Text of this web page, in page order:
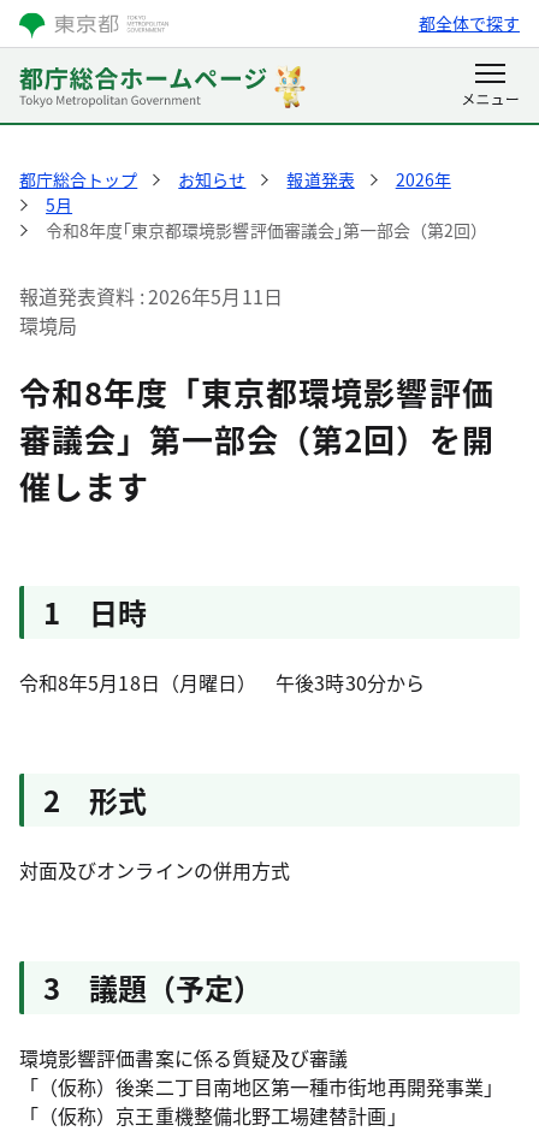
都全体で探す
都庁総合トップ お知らせ 報道発表
2026年
5月
令和8年度｢東京都環境影響評価審議会｣第一部会（第2回）
報道発表資料 2026年5月11日
環境局
令和8年度「東京都環境影響評価
審議会」第一部会（第2回）を開
催します
1 日時
令和8年5月18日（月曜日） 午後3時30分から
2 形式
対面及びオンラインの併用方式
3 議題（予定）
環境影響評価書案に係る質疑及び審議
「（仮称）後楽二丁目南地区第一種市街地再開発事業」
「（仮称）京王重機整備北野工場建替計画」